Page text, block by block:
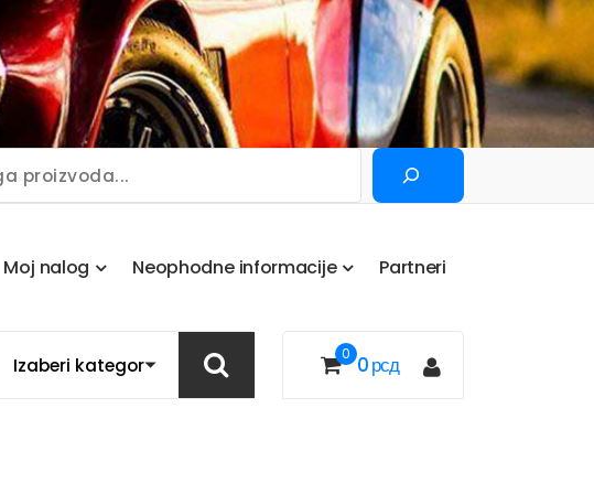
Moj nalog Neophodne informacije Partneri
0 0рсд